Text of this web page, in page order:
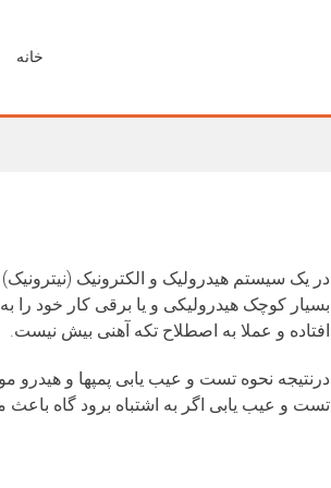
خانه
در یک سیستم هیدرولیک و الکترونیک
بسیار کوچک هیدرولیکی و یا برقی کار خود را
افتاده و عملا به اصطلاح تکه آهنی بیش نیست.
درنتیجه نحوه تست و عیب یابی پمپها و هیدرو
تست و عیب یابی اگر به اشتباه برود گاه